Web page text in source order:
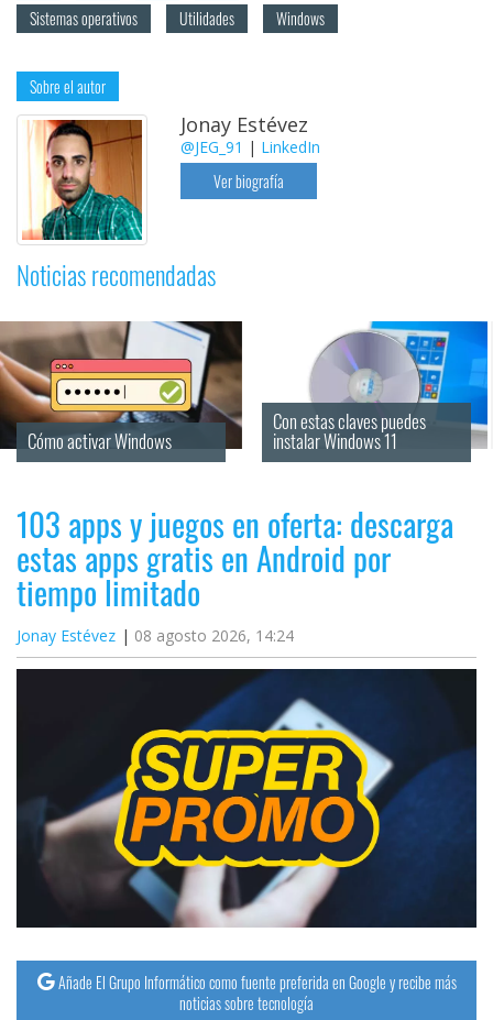
Sistemas operativos
Utilidades Windows
Sobre el autor
Jonay Estévez
@JEG_91 | LinkedIn
Ver biografía
Noticias recomendadas
Cómo activar Windows
Con estas claves puedes
instalar Windows 11
103 apps y juegos en oferta: descarga
estas apps gratis en Android por
tiempo limitado
Jonay Estévez 08 agosto 2026, 14:24
Añade El Grupo Informático como fuente preferida en Google y recibe más
noticias sobre tecnología